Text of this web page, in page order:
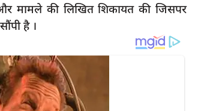
मामले की लिखित शिकायत की जिसपर
है ।
latest
माँ की आराधाना से आत्मबल मजबूत होता है